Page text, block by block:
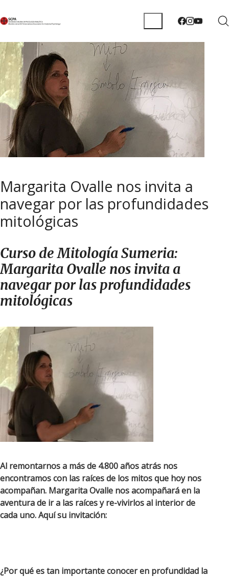
Margarita Ovalle nos invita a
navegar por las profundidades
mitológicas
Curso de Mitología Sumeria:
Margarita Ovalle nos invita a
navegar por las profundidades
mitológicas
Al remontarnos a más de 4.800 años atrás nos
encontramos con las raíces de los mitos que hoy nos
acompañan. Margarita Ovalle nos acompañará en la
aventura de ir a las raíces y re-vivirlos al interior de
cada uno. Aquí su invitación:
¿Por qué es tan importante conocer en profundidad la